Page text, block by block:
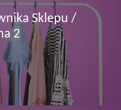
Sklepu /
2